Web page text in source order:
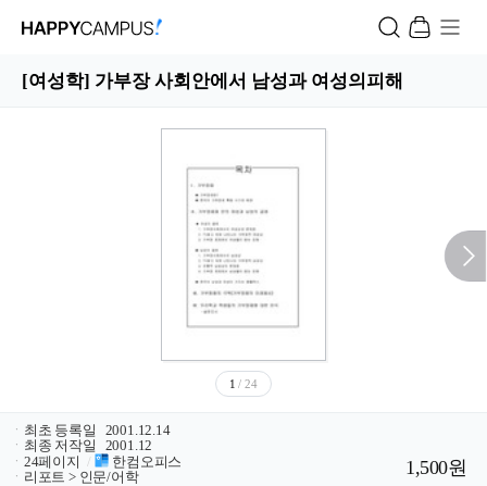
[여성학] 가부장 사회안에서 남성과 여성의피해
1 / 24
ㆍ 최초 등록일
2001.12.14
ㆍ 최종 저작일
2001.12
ㆍ 24페이지 /
한컴오피스
ㆍ 리포트 > 인문/어학 1,500원